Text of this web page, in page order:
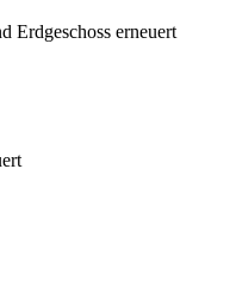
Erdgeschoss erneuert